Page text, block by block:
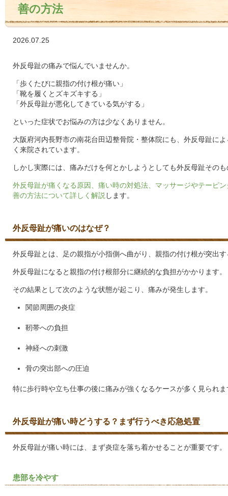
善の方法
2026.07.25
外反母趾の痛みで悩んでいませんか。
「歩くたびに親指の付け根が痛い」
「靴を履くとズキズキする」
「外反母趾が悪化してきている気がする」
といった症状でお悩みの方は少なくありません。
大阪府河内長野市の南花台田辺整骨院・整体院にも、外反母趾に
く来院されています。
しかし実際には、痛みだけを何とかしようとしても外反母趾その
外反母趾が痛くなる原因、痛い時の対処法、マッサージやテーピ
善の方法について詳しく解説 します。
外反母趾が痛いのはなぜ？
外反母趾とは、足の親指が小指側へ曲がり、親指の付け根が突出
外反母趾になると親指の付け根部分に継続的な負担がかかります。
その結果として次のような状態が起こり、痛みが発生します。
関節周囲の炎症
靭帯への負担
神経への刺激
骨の突出部への圧迫
特に歩行時や立ち仕事の後に痛みが強くなるケースが多く見られま
外反母趾が痛い時どうする？まず行うべき応急処置
外反母趾が痛い時には、まず炎症を落ち着かせることが重要です。
患部を冷やす